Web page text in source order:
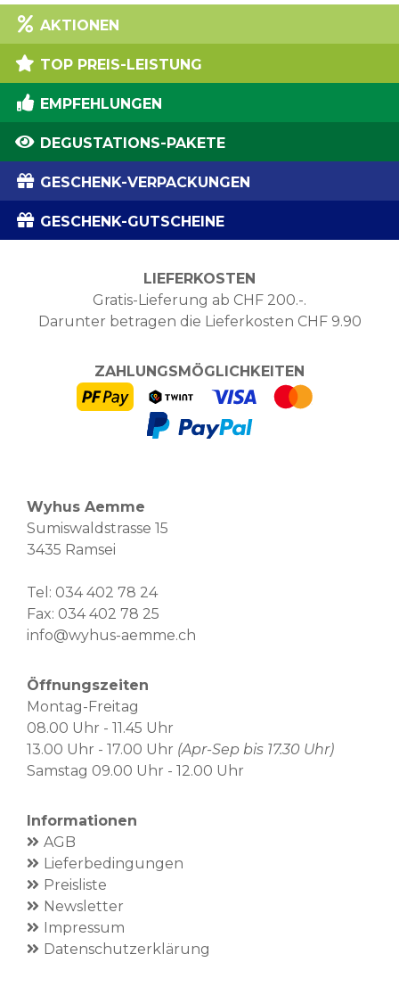
AKTIONEN
TOP PREIS-LEISTUNG
EMPFEHLUNGEN
DEGUSTATIONS-PAKETE
GESCHENK-VERPACKUNGEN
GESCHENK-GUTSCHEINE
LIEFERKOSTEN
Gratis-Lieferung ab CHF 200.-.
Darunter betragen die Lieferkosten CHF 9.90
ZAHLUNGSMÖGLICHKEITEN
Wyhus Aemme
Sumiswaldstrasse 15
3435 Ramsei
Tel: 034 402 78 24
Fax: 034 402 78 25
info@wyhus-aemme.ch
Öffnungszeiten
Montag-Freitag
08.00 Uhr - 11.45 Uhr
13.00 Uhr - 17.00 Uhr (Apr-Sep bis 17.30 Uhr)
Samstag 09.00 Uhr - 12.00 Uhr
Informationen
AGB
Lieferbedingungen
Preisliste
Newsletter
Impressum
Datenschutzerklärung